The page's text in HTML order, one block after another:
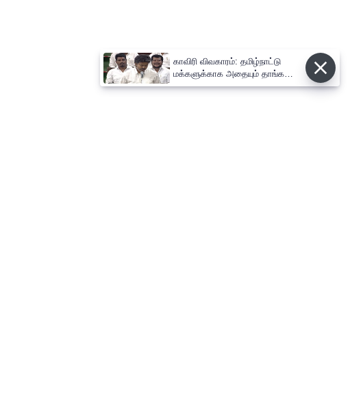
காவிரி விவகாரம்: தமிழ்நாட்டு
மக்களுக்காக அதையும் தாங்க
நான் தயாராக இருக்கிறேன் ;